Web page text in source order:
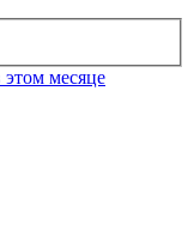
этом месяце